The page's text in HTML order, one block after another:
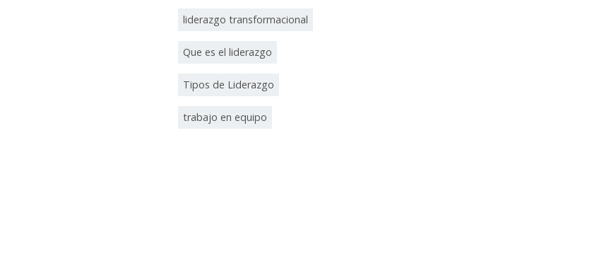
liderazgo transformacional
Que es el liderazgo
Tipos de Liderazgo
trabajo en equipo